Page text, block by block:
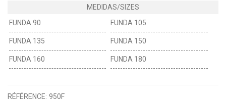
FUNDA 90 FUNDA 105
FUNDA 135 FUNDA 150
FUNDA 160 FUNDA 180
RÉFÉRENCE: 950F